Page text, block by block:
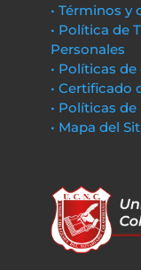
• Términos y
• Política de
Personales
• Políticas
• Certificado
• Políticas
• Mapa del